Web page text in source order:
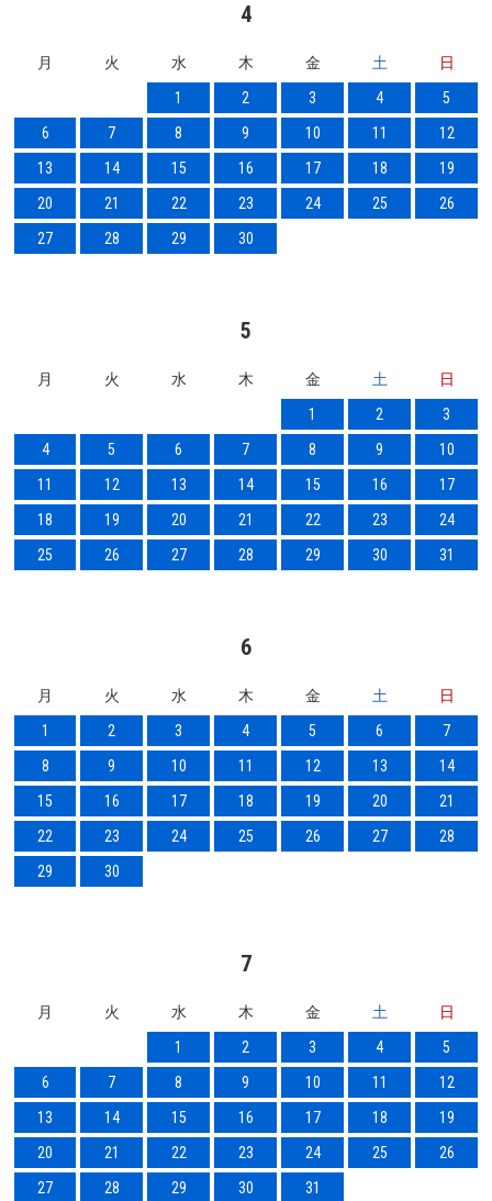
4
月 火 水 木 金 土
日
1
2 3 4
5
6
7 8 9 10 11
12
13
14 15 16 17 18
19
20
21 22 23 24 25
26
27
28 29 30
5
月 火 水 木 金 土
日
1
2
3
4
5 6 7 8 9
10
11
12 13 14 15 16
17
18
19 20 21 22 23
24
25
26 27 28 29 30 31
6
月 火 水 木 金 土
日
1
2 3 4 5 6
7
8
9 10 11 12 13
14
15
16 17 18 19 20
21
22
23 24 25 26 27
28
29
30
7
月 火 水 木 金 土
日
1
2 3 4
5
6
7 8 9 10 11
12
13
14 15 16 17 18
19
20
21 22 23 24 25
26
27
28 29 30 31